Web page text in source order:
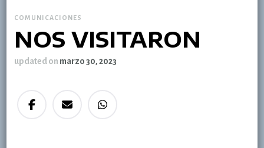
COMUNICACIONES
NOS VISITARON
updated on marzo 30, 2023